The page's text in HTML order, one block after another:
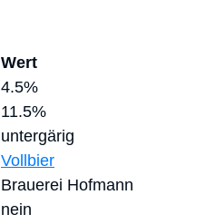
Wert
4.5%
11.5%
untergärig
Vollbier
Brauerei Hofmann
nein